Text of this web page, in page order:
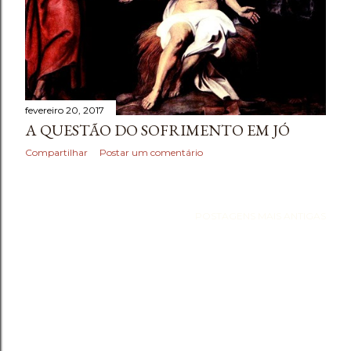
e
n
s
fevereiro 20, 2017
A QUESTÃO DO SOFRIMENTO EM JÓ
Compartilhar Postar um comentário